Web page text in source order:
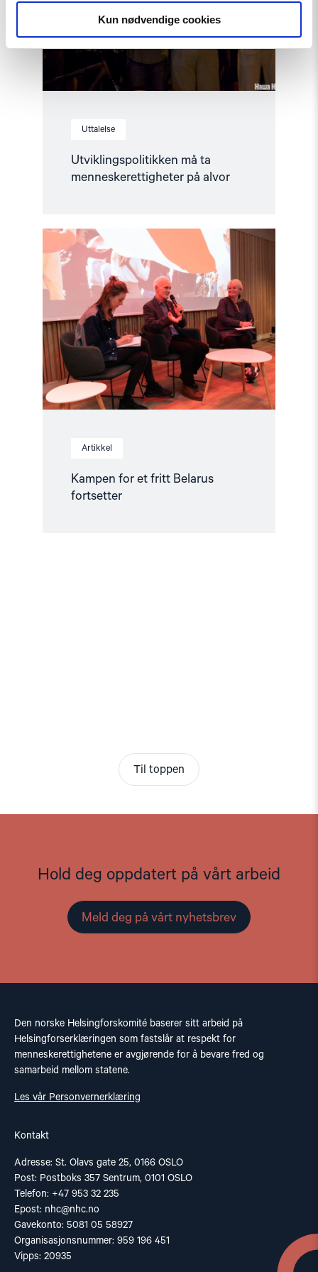
Kun nødvendige cookies
Uttalelse
Utviklingspolitikken må ta
menneskerettigheter på alvor
alvor"
Artikkel
Kampen for et fritt Belarus
fortsetter
article
"Kampen
for
et
fritt
Belarus
fortsetter"
Til toppen
Hold deg oppdatert på vårt arbeid
Meld deg på vårt nyhetsbrev
Den norske Helsingforskomité baserer sitt arbeid på
Helsingforserklæringen som fastslår at respekt for
menneskerettighetene er avgjørende for å bevare fred og
samarbeid mellom statene.
Les vår Personvernerklæring
Kontakt
Adresse: St. Olavs gate 25, 0166 OSLO
Post: Postboks 357 Sentrum, 0101 OSLO
Telefon: +47 953 32 235
Epost: nhc@nhc.no
Gavekonto: 5081 05 58927
Organisasjonsnummer: 959 196 451
Vipps: 20935